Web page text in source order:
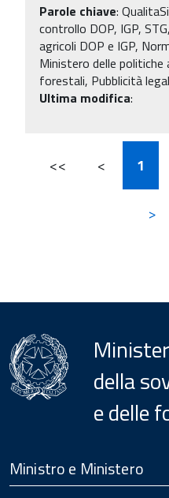
Parole chiave:
controllo DOP, IGP,
agricoli DOP e IGP,
Ministero delle politiche
forestali, Pubblicità
Ultima modifica:
<< < 1
>
della
e delle
Footer
Ministro e Ministero